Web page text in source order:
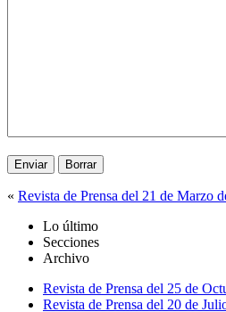
« Revista de Prensa del 21 de Marzo
Lo último
Secciones
Archivo
Revista de Prensa del 25 de
Revista de Prensa del 20 de